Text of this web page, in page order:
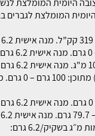
בשקיק/6.2 גרם: